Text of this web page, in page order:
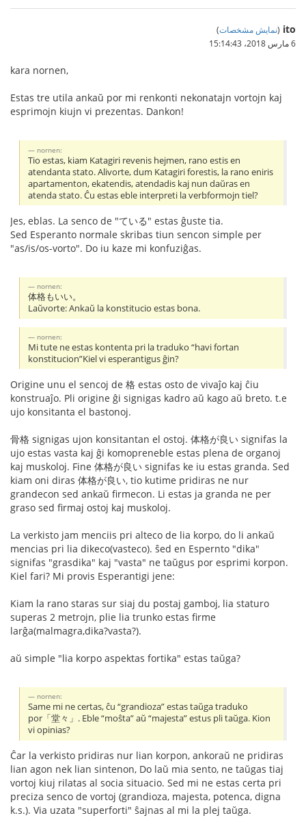
ito
(نمایش مشخصات)
6 مارس 2018،‏ 15:14:43
kara nornen,
Estas tre utila ankaŭ por mi renkonti nekonatajn vortojn kaj
esprimojn kiujn vi prezentas. Dankon!
nornen:
Tio estas, kiam Katagiri revenis hejmen, rano estis en
atendanta stato. Alivorte, dum Katagiri forestis, la rano eniris
apartamenton, ekatendis, atendadis kaj nun daŭras en
atenda stato. Ĉu estas eble interpreti la verbformojn tiel?
Jes, eblas. La senco de "ている" estas ĝuste tia.
Sed Esperanto normale skribas tiun sencon simple per
"as/is/os-vorto". Do iu kaze mi konfuziĝas.
nornen:
体格もいい。
Laŭvorte: Ankaŭ la konstitucio estas bona.
nornen:
Mi tute ne estas kontenta pri la traduko “havi fortan
konstitucion”Kiel vi esperantigus ĝin?
Origine unu el sencoj de 格 estas osto de vivaĵo kaj ĉiu
konstruaĵo. Pli origine ĝi signigas kadro aŭ kago aŭ breto. t.e
ujo konsitanta el bastonoj.
骨格 signigas ujon konsitantan el ostoj. 体格が良い signifas la
ujo estas vasta kaj ĝi komopreneble estas plena de organoj
kaj muskoloj. Fine 体格が良い signifas ke iu estas granda. Sed
kiam oni diras 体格が良い, tio kutime pridiras ne nur
grandecon sed ankaŭ firmecon. Li estas ja granda ne per
graso sed firmaj ostoj kaj muskoloj.
La verkisto jam menciis pri alteco de lia korpo, do li ankaŭ
mencias pri lia dikeco(vasteco). ŝed en Espernto "dika"
signifas "grasdika" kaj "vasta" ne taŭgus por esprimi korpon.
Kiel fari? Mi provis Esperantigi jene:
Kiam la rano staras sur siaj du postaj gamboj, lia staturo
superas 2 metrojn, plie lia trunko estas firme
larĝa(malmagra,dika?vasta?).
aŭ simple "lia korpo aspektas fortika" estas taŭga?
nornen:
Same mi ne certas, ĉu “grandioza” estas taŭga traduko
por「堂々」. Eble “moŝta” aŭ “majesta” estus pli taŭga. Kion
vi opinias?
Ĉar la verkisto pridiras nur lian korpon, ankoraŭ ne pridiras
lian agon nek lian sintenon, Do laŭ mia sento, ne taŭgas tiaj
vortoj kiuj rilatas al socia situacio. Sed mi ne estas certa pri
preciza senco de vortoj (grandioza, majesta, potenca, digna
k.s.). Via uzata "superforti" ŝajnas al mi la plej taŭga.